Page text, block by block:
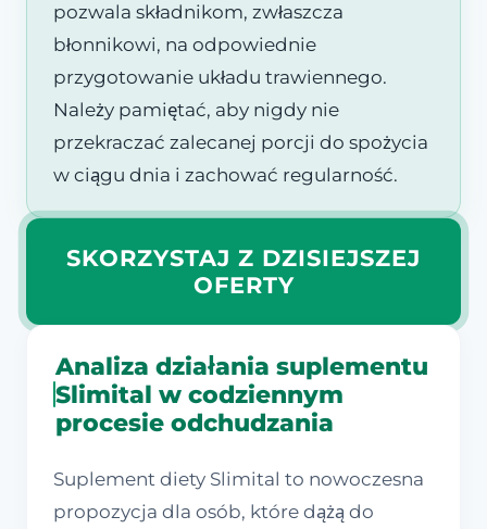
pozwala składnikom, zwłaszcza
błonnikowi, na odpowiednie
przygotowanie układu trawiennego.
Należy pamiętać, aby nigdy nie
przekraczać zalecanej porcji do spożycia
w ciągu dnia i zachować regularność.
SKORZYSTAJ Z DZISIEJSZEJ
OFERTY
Analiza działania suplementu
Slimital w codziennym
procesie odchudzania
Suplement diety Slimital to nowoczesna
propozycja dla osób, które dążą do